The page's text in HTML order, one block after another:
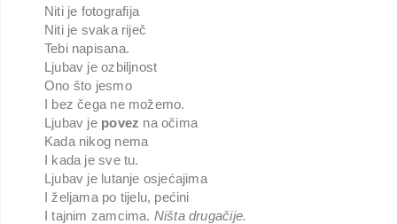
Niti je fotografija
Niti je svaka riječ
Tebi napisana.
Ljubav je ozbiljnost
Ono što jesmo
I bez čega ne možemo.
Ljubav je povez na očima
Kada nikog nema
I kada je sve tu.
Ljubav je lutanje osjećajima
I željama po tijelu, pećini
I tajnim zamcima. Ništa drugačije.